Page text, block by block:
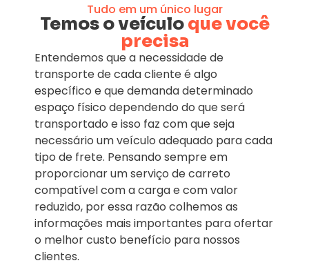
Tudo em um único lugar
Temos o veículoque você
precisa
Entendemos que a necessidade de
transporte de cada cliente é algo
específico e que demanda determinado
espaço físico dependendo do que será
transportado e isso faz com que seja
necessário um veículo adequado para cada
tipo de frete. Pensando sempre em
proporcionar um serviço de carreto
compatível com a carga e com valor
reduzido, por essa razão colhemos as
informações mais importantes para ofertar
o melhor custo benefício para nossos
clientes.